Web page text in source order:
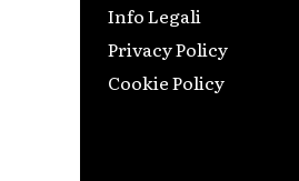
Info Legali
Privacy Policy
Cookie Policy